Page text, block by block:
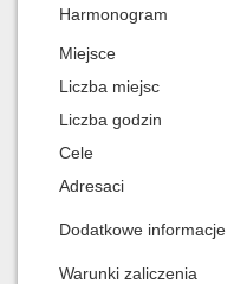
Harmonogram
Miejsce
Liczba miejsc
Liczba godzin
Cele
Adresaci
Dodatkowe informacje
Warunki zaliczenia